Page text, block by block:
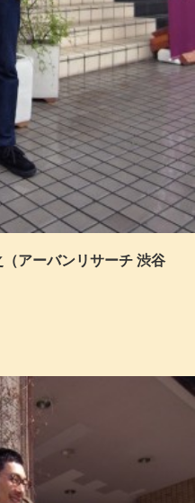
アーバンリサーチ 渋谷